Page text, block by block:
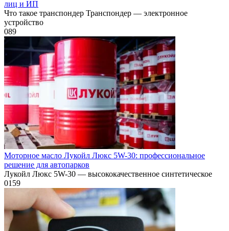
лиц и ИП
Что такое транспондер Транспондер — электронное
устройство
089
Моторное масло Лукойл Люкс 5W-30: профессиональное
решение для автопарков
Лукойл Люкс 5W-30 — высококачественное синтетическое
0159